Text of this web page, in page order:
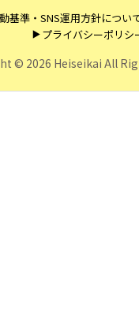
基準・SNS運用方針につい
プライバシーポリシ
© 2026 Heiseikai All